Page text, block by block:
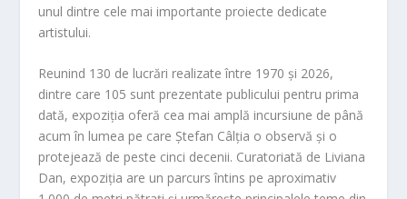
unul dintre cele mai importante proiecte dedicate
artistului.
Reunind 130 de lucrări realizate între 1970 și 2026,
dintre care 105 sunt prezentate publicului pentru prima
dată, expoziția oferă cea mai amplă incursiune de până
acum în lumea pe care Ștefan Câlția o observă și o
protejează de peste cinci decenii. Curatoriată de Liviana
Dan, expoziția are un parcurs întins pe aproximativ